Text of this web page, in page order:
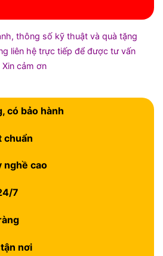
thông số kỹ thuật và quà tặng
liên hệ trực tiếp để được tư vấn
cảm ơn
có bảo hành
chuẩn
nghề cao
7
nơi